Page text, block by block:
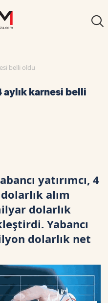
belli oldu
aylık karnesi belli
yatırımcı, 4
alım
dolarlık
Yabancı
dolarlık net